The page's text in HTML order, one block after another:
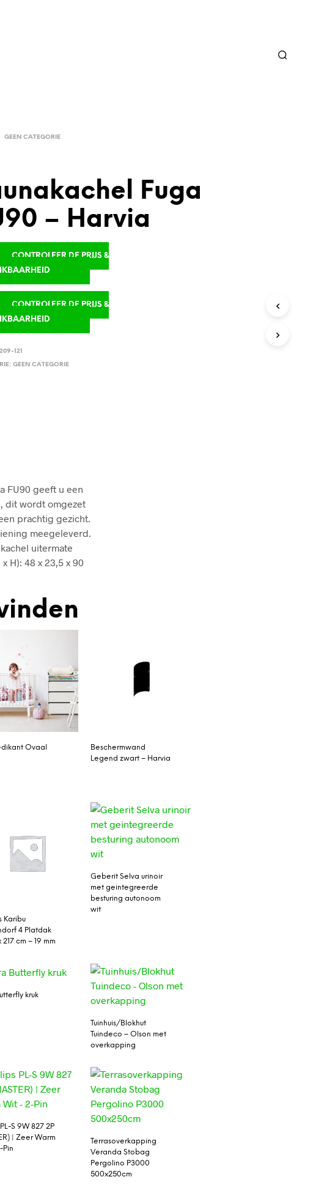
GEEN CATEGORIE
Fuga
– Harvia
CONTROLEER DE PRIJS &
CONTROLEER DE PRIJS &
121
GEEN CATEGORIE
FU90 geeft u een
dit wordt omgezet
prachtig gezicht.
meegeleverd.
uitermate
H): 48 x 23,5 x 90
Ovaal
Beschermwand
Legend zwart – Harvia
Karibu
4 Platdak
217 cm – 19 mm
Geberit Selva urinoir
met geintegreerde
besturing autonoom
wit
kruk
Tuinhuis/Blokhut
Tuindeco – Olson met
overkapping
S 9W 827 2P
| Zeer Warm
Pin
Terrasoverkapping
Veranda Stobag
Pergolino P3000
500x250cm